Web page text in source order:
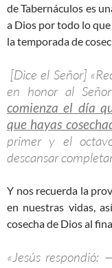
de Tabernáculos es
a Dios por todo lo
la temporada de
[Dice el Señor]
en honor al
comienza el día
que hayas
primer y el
descansar
Y nos recuerda la
en nuestras vidas,
cosecha de Dios al
«Jesús respondió: